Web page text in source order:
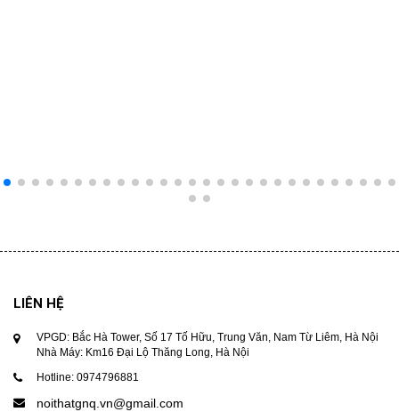
LIÊN HỆ
VPGD: Bắc Hà Tower, Số 17 Tố Hữu, Trung Văn, Nam Từ Liêm, Hà Nội
Nhà Máy: Km16 Đại Lộ Thăng Long, Hà Nội
Hotline: 0974796881
noithatgnq.vn@gmail.com